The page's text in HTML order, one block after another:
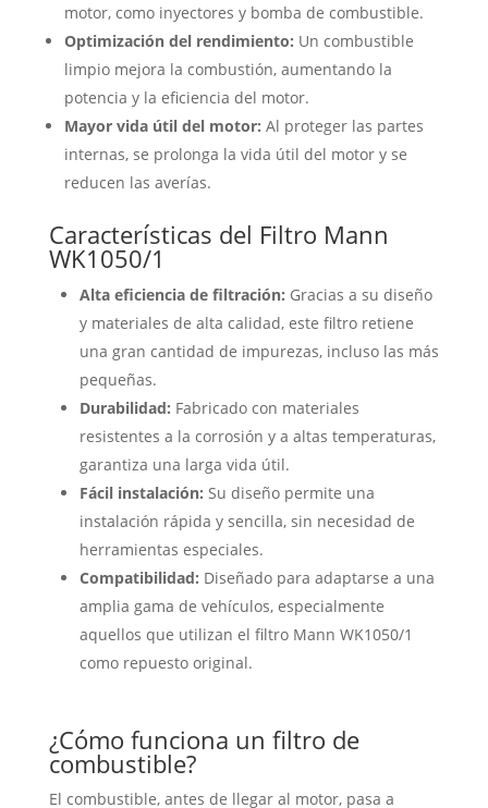
motor, como inyectores y bomba de combustible.
Optimización del rendimiento: Un combustible
limpio mejora la combustión, aumentando la
potencia y la eficiencia del motor.
Mayor vida útil del motor: Al proteger las partes
internas, se prolonga la vida útil del motor y se
reducen las averías.
Características del Filtro Mann
WK1050/1
Alta eficiencia de filtración: Gracias a su diseño
y materiales de alta calidad, este filtro retiene
una gran cantidad de impurezas, incluso las más
pequeñas.
Durabilidad: Fabricado con materiales
resistentes a la corrosión y a altas temperaturas,
garantiza una larga vida útil.
Fácil instalación: Su diseño permite una
instalación rápida y sencilla, sin necesidad de
herramientas especiales.
Compatibilidad: Diseñado para adaptarse a una
amplia gama de vehículos, especialmente
aquellos que utilizan el filtro Mann WK1050/1
como repuesto original.
¿Cómo funciona un filtro de
combustible?
El combustible, antes de llegar al motor, pasa a